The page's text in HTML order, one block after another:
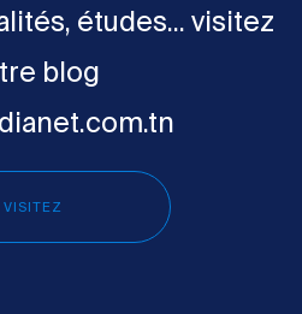
études... visitez
blog
VISITEZ